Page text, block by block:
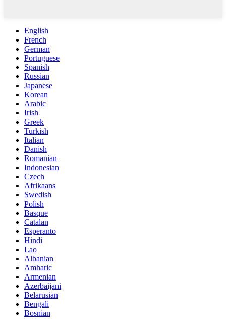
English
French
German
Portuguese
Spanish
Russian
Japanese
Korean
Arabic
Irish
Greek
Turkish
Italian
Danish
Romanian
Indonesian
Czech
Afrikaans
Swedish
Polish
Basque
Catalan
Esperanto
Hindi
Lao
Albanian
Amharic
Armenian
Azerbaijani
Belarusian
Bengali
Bosnian